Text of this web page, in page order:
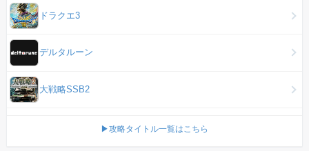
ドラクエ3
デルタルーン
大戦略SSB2
▶攻略タイトル一覧はこちら